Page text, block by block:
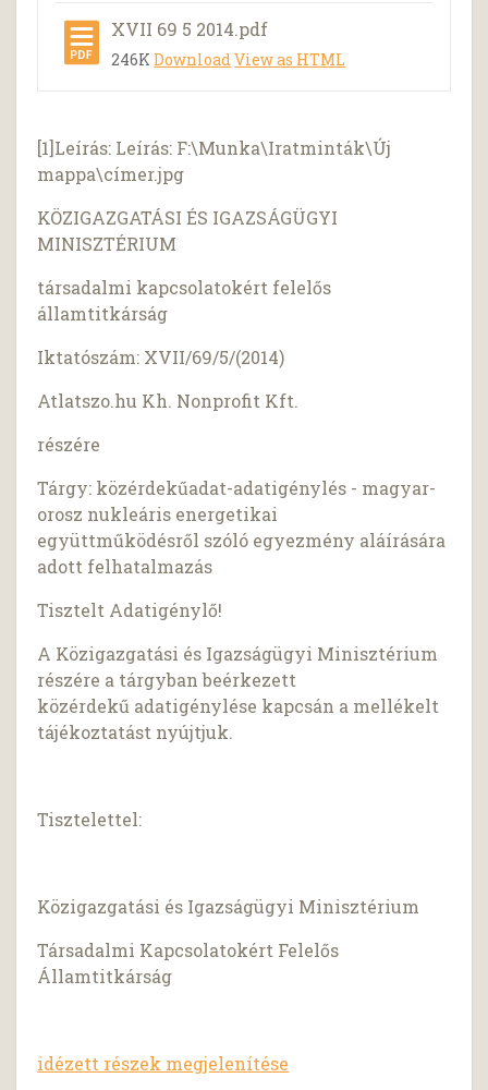
XVII 69 5 2014.pdf
246KDownloadView as HTML
[1]Leírás: Leírás: F:\Munka\Iratminták\Új
mappa\címer.jpg
KÖZIGAZGATÁSI ÉS IGAZSÁGÜGYI
MINISZTÉRIUM
társadalmi kapcsolatokért felelős
államtitkárság
Iktatószám: XVII/69/5/(2014)
Atlatszo.hu Kh. Nonprofit Kft.
részére
Tárgy: közérdekűadat-adatigénylés - magyar-
orosz nukleáris energetikai
együttműködésről szóló egyezmény aláírására
adott felhatalmazás
Tisztelt Adatigénylő!
A Közigazgatási és Igazságügyi Minisztérium
részére a tárgyban beérkezett
közérdekű adatigénylése kapcsán a mellékelt
tájékoztatást nyújtjuk.
Tisztelettel:
Közigazgatási és Igazságügyi Minisztérium
Társadalmi Kapcsolatokért Felelős
Államtitkárság
idézett részek megjelenítése